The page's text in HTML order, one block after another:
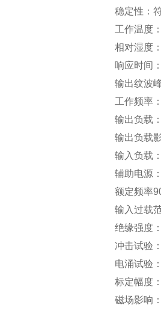
稳定性：
工作温度
相对湿度
响应时间
输出纹波
工作频率
输出负载
输出负载
输入负载
辅助电源
额定频率
输入过载
绝缘强度
冲击试验
电涌试验
标定幅度
磁场影响